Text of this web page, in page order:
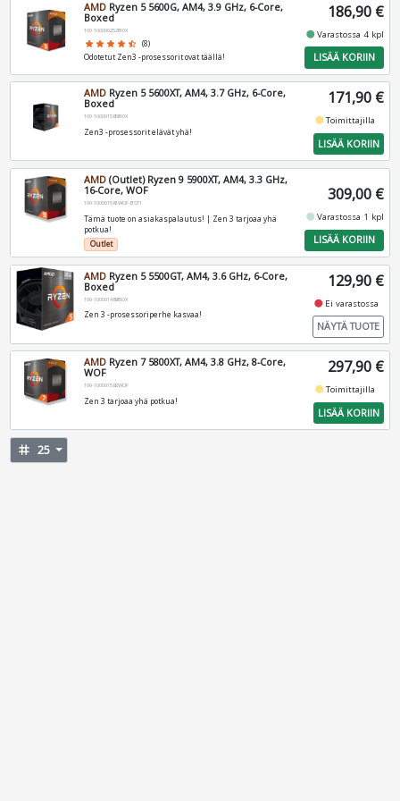
AMD Ryzen 5 5600G, AM4, 3.9 GHz, 6-Core,
Boxed
100-100000252BOX
star star star star star_half (8)
Odotetut Zen3 -prosessorit ovat täällä!
186,90 €
fiber_manual_recordVarastossa 4 kpl
LISÄÄ KORIIN
AMD Ryzen 5 5600XT, AM4, 3.7 GHz, 6-Core,
Boxed
100-100001585BOX
Zen3 -prosessorit elävät yhä!
171,90 €
fiber_manual_recordToimittajilla
LISÄÄ KORIIN
AMD (Outlet) Ryzen 9 5900XT, AM4, 3.3 GHz,
16-Core, WOF
100-100001581WOF-BST1
Tämä tuote on asiakaspalautus! | Zen 3 tarjoaa yhä
potkua!
Outlet
309,00 €
fiber_manual_record Varastossa 1 kpl
LISÄÄ KORIIN
AMD Ryzen 5 5500GT, AM4, 3.6 GHz, 6-Core,
Boxed
100-100001489BOX
Zen 3 -prosessoriperhe kasvaa!
129,90 €
fiber_manual_record Ei varastossa
NÄYTÄ TUOTE
AMD Ryzen 7 5800XT, AM4, 3.8 GHz, 8-Core,
WOF
100-100001582WOF
Zen 3 tarjoaa yhä potkua!
297,90 €
fiber_manual_recordToimittajilla
LISÄÄ KORIIN
tag 25